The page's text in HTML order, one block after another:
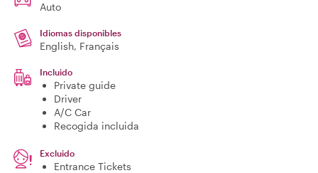
Auto
Idiomas disponibles
English, Français
Incluido
Private guide
Driver
A/C Car
Recogida incluida
Excluido
Entrance Tickets